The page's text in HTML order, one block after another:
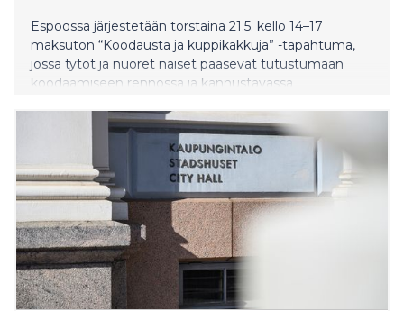
Espoossa järjestetään torstaina 21.5. kello 14–17
maksuton “Koodausta ja kuppikakkuja” -tapahtuma,
jossa tytöt ja nuoret naiset pääsevät tutustumaan
koodaamiseen rennossa ja kannustavassa